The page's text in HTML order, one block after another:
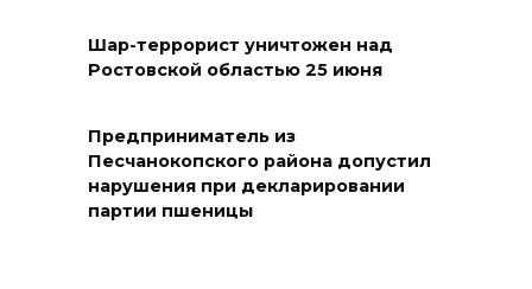
погибли дети из-за атаки
БПЛА на Кубани
06 августа 2026 16:57
Шар-террорист уничтожен над
Ростовской областью 25 июня
Предприниматель из
Песчанокопского района допустил
нарушения при декларировании
партии пшеницы